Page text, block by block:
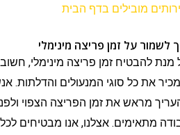
מובילים בדף הבית
על זמן פריצה מינימלי
זמן פריצה מינימלי, חשוב
כל סוגי המנעולים והדלתות. אנשי
מראש את זמן הפריצה הצפוי ולפנות
אצלנו, אנו מבטיחים לכל